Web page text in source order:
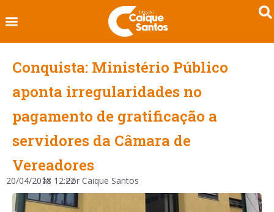
Conquista: Ministério Público
aponta irregularidades no
pagamento de gratificação a
servidores da Câmara de
Vereadores
20/04/2018
às 12:22
Por Caique Santos